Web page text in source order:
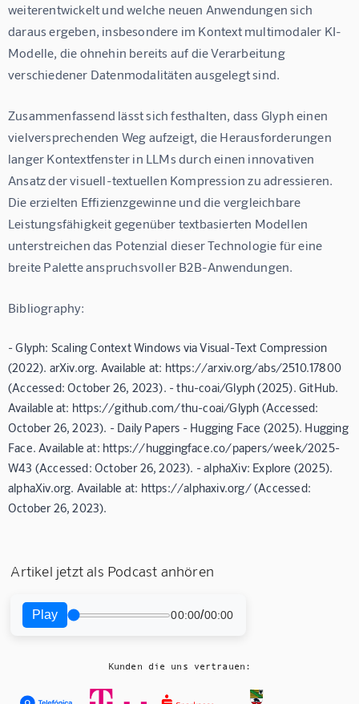
weiterentwickelt und welche neuen Anwendungen sich
daraus ergeben, insbesondere im Kontext multimodaler KI-
Modelle, die ohnehin bereits auf die Verarbeitung
verschiedener Datenmodalitäten ausgelegt sind.
Zusammenfassend lässt sich festhalten, dass Glyph einen
vielversprechenden Weg aufzeigt, die Herausforderungen
langer Kontextfenster in LLMs durch einen innovativen
Ansatz der visuell-textuellen Kompression zu adressieren.
Die erzielten Effizienzgewinne und die vergleichbare
Leistungsfähigkeit gegenüber textbasierten Modellen
unterstreichen das Potenzial dieser Technologie für eine
breite Palette anspruchsvoller B2B-Anwendungen.
Bibliography:
- Glyph: Scaling Context Windows via Visual-Text Compression
(2022). arXiv.org. Available at: https://arxiv.org/abs/2510.17800
(Accessed: October 26, 2023). - thu-coai/Glyph (2025). GitHub.
Available at: https://github.com/thu-coai/Glyph (Accessed:
October 26, 2023). - Daily Papers - Hugging Face (2025). Hugging
Face. Available at: https://huggingface.co/papers/week/2025-
W43 (Accessed: October 26, 2023). - alphaXiv: Explore (2025).
alphaXiv.org. Available at: https://alphaxiv.org/ (Accessed:
October 26, 2023).
Artikel jetzt als Podcast anhören
Play 00:00/00:00
Kunden die uns vertrauen: